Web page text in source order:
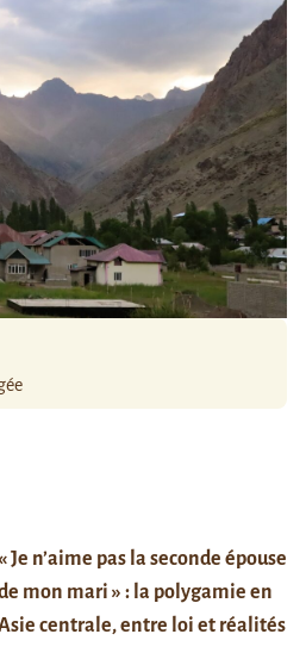
« Je n’aime pas la seconde épouse
mon mari » : la polygamie en
centrale, entre loi et réalités